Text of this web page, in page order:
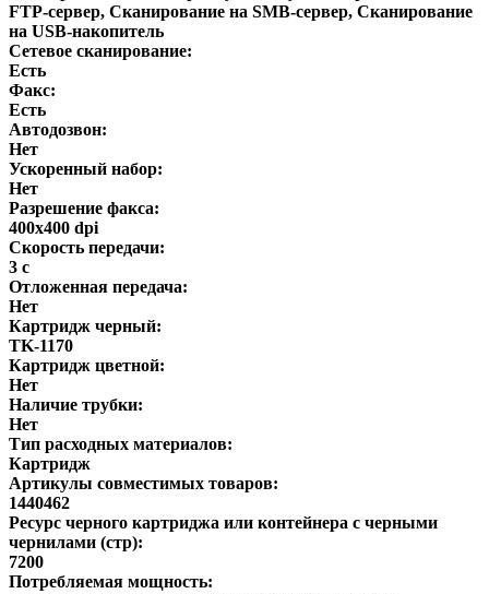
FTP-сервер, Сканирование на SMB-сервер, Сканирование
на USB-накопитель
Сетевое сканирование:
Есть
Факс:
Есть
Автодозвон:
Нет
Ускоренный набор:
Нет
Разрешение факса:
400x400 dpi
Скорость передачи:
3 с
Отложенная передача:
Нет
Картридж черный:
TK-1170
Картридж цветной:
Нет
Наличие трубки:
Нет
Тип расходных материалов:
Картридж
Артикулы совместимых товаров:
1440462
Ресурс черного картриджа или контейнера с черными
чернилами (стр):
7200
Потребляемая мощность: